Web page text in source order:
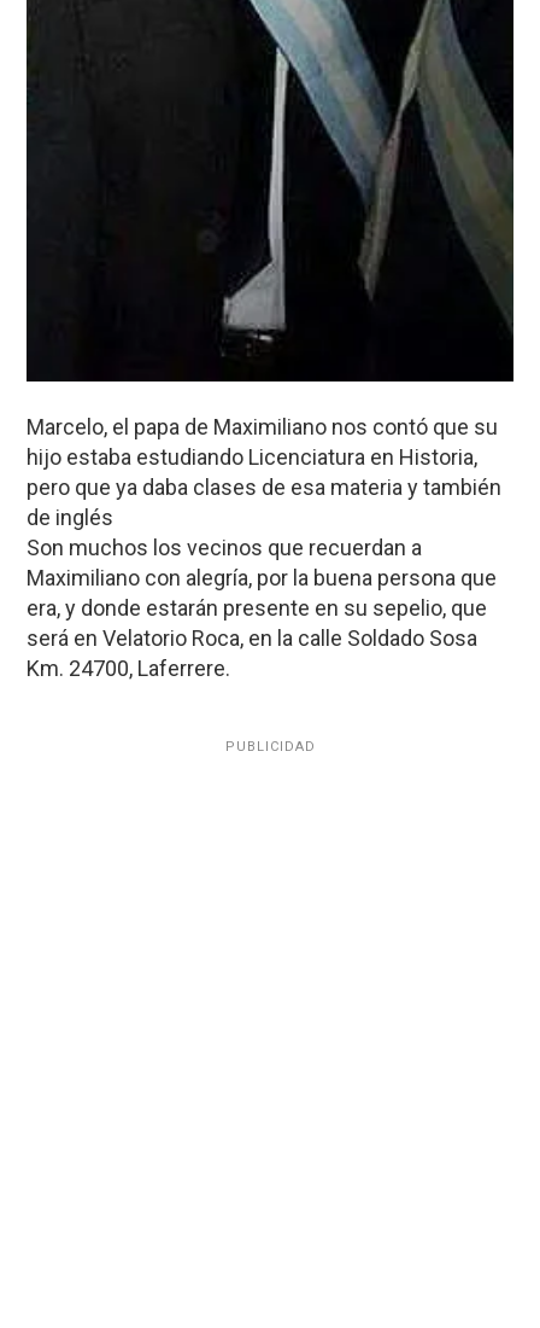
Marcelo, el papa de Maximiliano nos contó que su
hijo estaba estudiando Licenciatura en Historia,
pero que ya daba clases de esa materia y también
de inglés
Son muchos los vecinos que recuerdan a
Maximiliano con alegría, por la buena persona que
era, y donde estarán presente en su sepelio, que
será en Velatorio Roca, en la calle Soldado Sosa
Km. 24700, Laferrere.
PUBLICIDAD